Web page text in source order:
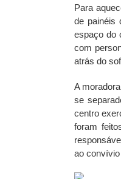
Para
de painéis
espaço do
com
atrás do
A
se
centro
foram
ao